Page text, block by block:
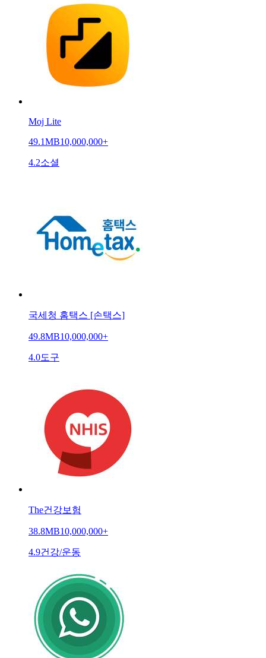
Moj Lite
49.1MB10,000,000+
4.2소셜
국세청 홈택스 [손택스]
49.8MB10,000,000+
4.0도구
The건강보험
38.8MB10,000,000+
4.9건강/운동